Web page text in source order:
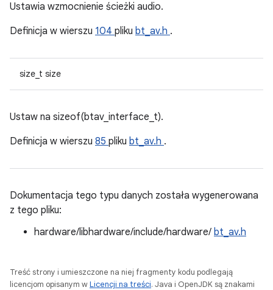
Ustawia wzmocnienie ścieżki audio.
Definicja w wierszu 104 pliku bt_av.h .
size_t size
Ustaw na sizeof(btav_interface_t).
Definicja w wierszu 85 pliku bt_av.h .
Dokumentacja tego typu danych została wygenerowana
z tego pliku:
hardware/libhardware/include/hardware/ bt_av.h
Treść strony i umieszczone na niej fragmenty kodu podlegają
licencjom opisanym wLicencji na treści. Java i OpenJDK są znakami